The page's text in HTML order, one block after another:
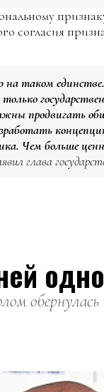
согласия
таком единстве.
продвигать
Чем больше
глава